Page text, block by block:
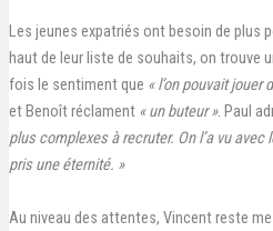
Les jeunes expatriés ont besoin de plus
haut de leur liste de souhaits, on trouve
fois le sentiment que « l’on pouvait jouer
et Benoît réclament « un buteur ». Paul
plus complexes à recruter. On l’a vu avec
pris une éternité. »
Au niveau des attentes, Vincent reste